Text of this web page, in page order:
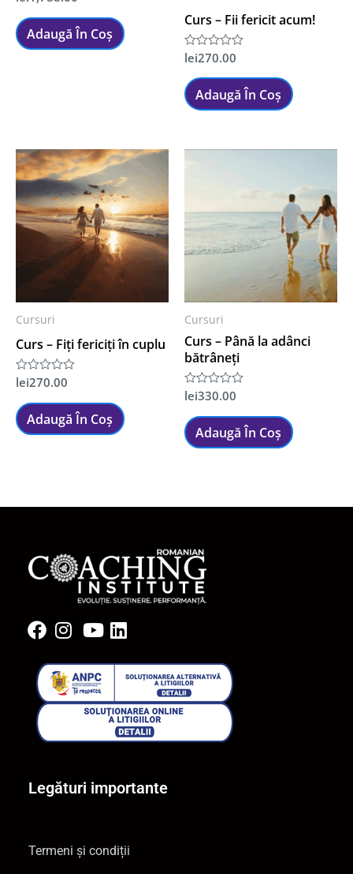
din
5 Adaugă În Coș
Curs – Fii fericit acum!
Evaluat
din
5
lei270.00
Adaugă În Coș
Cursuri
Curs – Fiți fericiți în cuplu
Evaluat
din
5
lei270.00
Adaugă În Coș
Cursuri
Curs – Până la adânci
bătrâneți
Evaluat
din
5
lei330.00
Adaugă În Coș
Legături importante
Termeni și condiții